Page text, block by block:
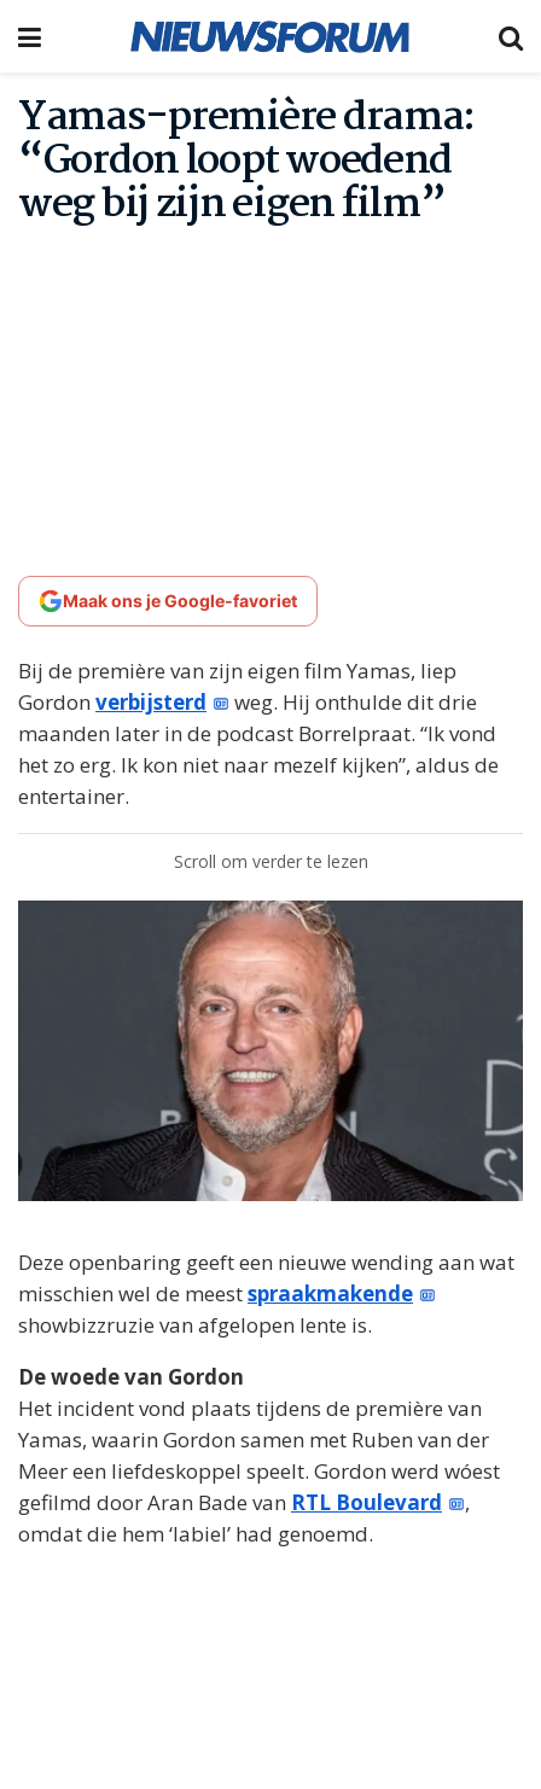
Yamas-première drama:
“Gordon loopt woedend
weg bij zijn eigen film”
Maak ons je Google-favoriet
Bij de première van zijn eigen film Yamas, liep
Gordon verbijsterd
weg. Hij onthulde dit drie
maanden later in de podcast Borrelpraat. “Ik vond
het zo erg. Ik kon niet naar mezelf kijken”, aldus de
entertainer.
Scroll om verder te lezen
Deze openbaring geeft een nieuwe wending aan wat
misschien wel de meestspraakmakende
showbizzruzie van afgelopen lente is.
De woede van Gordon
Het incident vond plaats tijdens de première van
Yamas, waarin Gordon samen met Ruben van der
Meer een liefdeskoppel speelt. Gordon werd wóest
gefilmd door Aran Bade van RTL Boulevard
,
omdat die hem ‘labiel’ had genoemd.